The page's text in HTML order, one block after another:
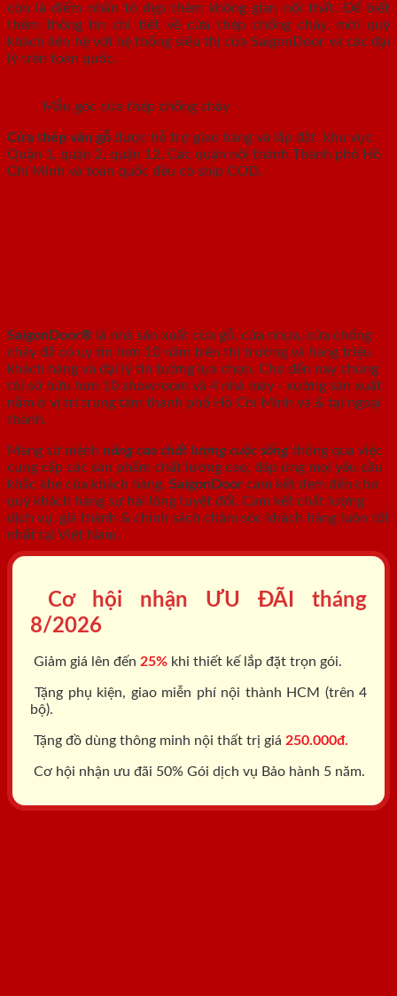
còn là điểm nhấn tô đẹp thêm không gian nội thất. Để biết
thêm thông tin chi tiết về cửa thép chống cháy, mời quý
khách liên hệ với hệ thống siêu thị cửa SaigonDoor và các đại
lý trên toàn quốc.
Mẫu góc cửa thép chống cháy
Cửa thép vân gỗ được hỗ trợ giao hàng và lắp đặt khu vực
Quận 1, quận 2, quận 12, Các quận nội thành Thành phố Hồ
Chí Minh và toàn quốc đều có ship COD.
SaigonDoor® là nhà sản xuất cửa gỗ, cửa nhựa, cửa chống
cháy đã có uy tín hơn 10 năm trên thị trường và hàng triệu
khách hàng và đại lý tin tưởng lựa chọn. Cho đến nay chúng
tôi sở hữu hơn 10 showroom và 4 nhà máy - xưởng sản xuất
nằm ở vị trí trung tâm thành phố Hồ Chí Minh và & tại ngoại
thành.
Mang sứ mệnh nâng cao chất lượng cuộc sống thông qua việc
cung cấp các sản phẩm chất lượng cao, đáp ứng mọi yêu cầu
khắc khe của khách hàng. SaigonDoor cam kết đem đến cho
quý khách hàng sự hài lòng tuyệt đối. Cam kết chất lượng
dịch vụ, giá thành & chính sách chăm sóc khách hàng luôn tốt
nhất tại Việt Nam.
Cơ hội nhận ƯU ĐÃI tháng
8/2026
Giảm giá lên đến 25% khi thiết kế lắp đặt trọn gói.
Tặng phụ kiện, giao miễn phí nội thành HCM (trên 4
bộ).
Tặng đồ dùng thông minh nội thất trị giá 250.000đ.
Cơ hội nhận ưu đãi 50% Gói dịch vụ Bảo hành 5 năm.